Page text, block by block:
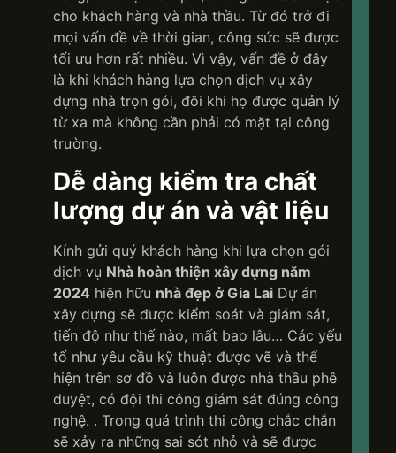
cho khách hàng và nhà thầu. Từ đó trở đi
mọi vấn đề về thời gian, công sức sẽ được
tối ưu hơn rất nhiều. Vì vậy, vấn đề ở đây
là khi khách hàng lựa chọn dịch vụ xây
dựng nhà trọn gói, đôi khi họ được quản lý
từ xa mà không cần phải có mặt tại công
trường.
Dễ dàng kiểm tra chất
lượng dự án và vật liệu
Kính gửi quý khách hàng khi lựa chọn gói
dịch vụ Nhà hoàn thiện xây dựng năm
2024 hiện hữu nhà đẹp ở Gia Lai Dự án
xây dựng sẽ được kiểm soát và giám sát,
tiến độ như thế nào, mất bao lâu… Các yếu
tố như yêu cầu kỹ thuật được vẽ và thể
hiện trên sơ đồ và luôn được nhà thầu phê
duyệt, có đội thi công giám sát đúng công
nghệ. . Trong quá trình thi công chắc chắn
sẽ xảy ra những sai sót nhỏ và sẽ được